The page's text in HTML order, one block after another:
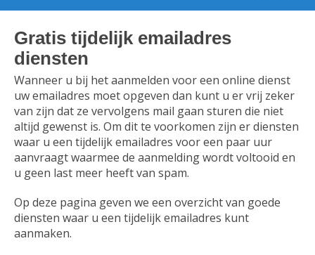
Audio en video
Beeldbewerking en foto
Beveiliging
Browsers
Communicatie
Gratis tijdelijk emailadres
diensten
Wanneer u bij het aanmelden voor een online dienst
uw emailadres moet opgeven dan kunt u er vrij zeker
van zijn dat ze vervolgens mail gaan sturen die niet
altijd gewenst is. Om dit te voorkomen zijn er diensten
waar u een tijdelijk emailadres voor een paar uur
aanvraagt waarmee de aanmelding wordt voltooid en
u geen last meer heeft van spam.
Op deze pagina geven we een overzicht van goede
diensten waar u een tijdelijk emailadres kunt
aanmaken.